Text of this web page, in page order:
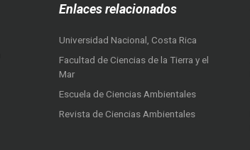
Enlaces relacionados
Universidad Nacional, Costa Rica
Facultad de Ciencias de la Tierra y el
Mar
Escuela de Ciencias Ambientales
Revista de Ciencias Ambientales